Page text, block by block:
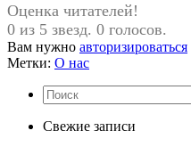
Оценка читателей!
0 из 5 звезд. 0 голосов.
Вам нужно авторизироваться
Метки: О нас
Свежие записи